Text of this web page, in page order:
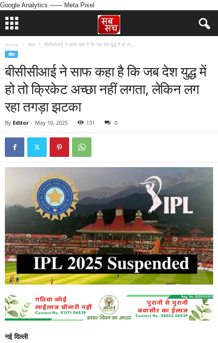
Google Analytics —— Meta Pixel
Home खेल बीसीसीआई ने साफ कहा है कि जब देश युद्ध में हो तो...
खेल
बीसीसीआई ने साफ कहा है कि जब देश युद्ध में
हो तो क्रिकेट अच्छा नहीं लगता, लेकिन लग
रहा तगड़ा झटका
By Editor - May 10, 2025 131 0
नई दिल्ली